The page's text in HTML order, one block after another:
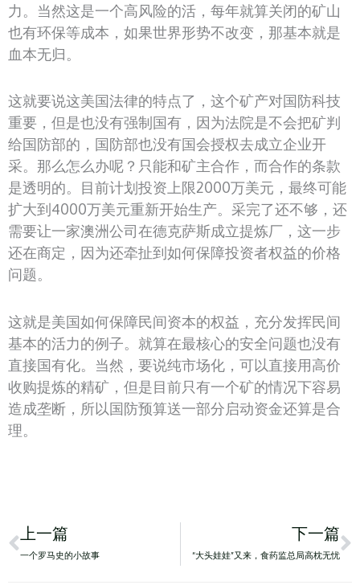
力。当然这是一个高风险的活，每年就算关闭的矿山
也有环保等成本，如果世界形势不改变，那基本就是
血本无归。
这就要说这美国法律的特点了，这个矿产对国防科技
重要，但是也没有强制国有，因为法院是不会把矿判
给国防部的，国防部也没有国会授权去成立企业开
采。那么怎么办呢？只能和矿主合作，而合作的条款
是透明的。目前计划投资上限2000万美元，最终可能
扩大到4000万美元重新开始生产。采完了还不够，还
需要让一家澳洲公司在德克萨斯成立提炼厂，这一步
还在商定，因为还牵扯到如何保障投资者权益的价格
问题。
这就是美国如何保障民间资本的权益，充分发挥民间
基本的活力的例子。就算在最核心的安全问题也没有
直接国有化。当然，要说纯市场化，可以直接用高价
收购提炼的精矿，但是目前只有一个矿的情况下容易
造成垄断，所以国防预算送一部分启动资金还算是合
理。
Prev
上一篇
一个罗马史的小故事
下一篇
“大头娃娃”又来，食药监总局高枕无忧